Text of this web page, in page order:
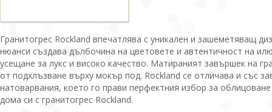
Гранитогрес Rockland впечатлява с уникален и зашеметяващ
нюанси създава дълбочина на цветовете и автентичност на
усещане за лукс и високо качество. Матираният завършек на
от подхлъзване върху мокър под. Rockland се отличава и със
натоварвания, което го прави перфектния избор за
дома си с гранитогрес Rockland.